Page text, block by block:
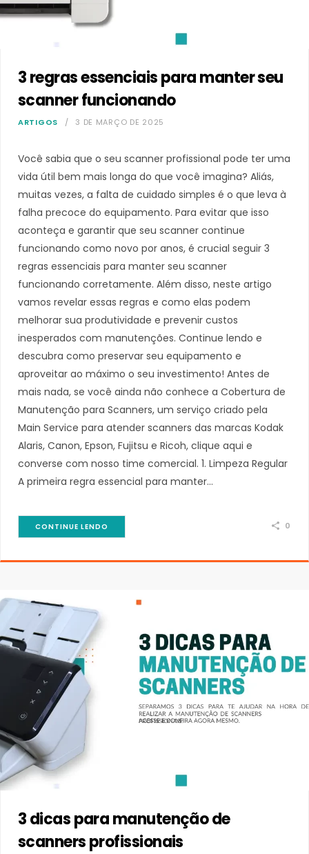
3 regras essenciais para manter seu
scanner funcionando
ARTIGOS 3 DE MARÇO DE 2025
Você sabia que o seu scanner profissional pode ter uma
vida útil bem mais longa do que você imagina? Aliás,
muitas vezes, a falta de cuidado simples é o que leva à
falha precoce do equipamento. Para evitar que isso
aconteça e garantir que seu scanner continue
funcionando como novo por anos, é crucial seguir 3
regras essenciais para manter seu scanner
funcionando corretamente. Além disso, neste artigo
vamos revelar essas regras e como elas podem
melhorar sua produtividade e prevenir custos
inesperados com manutenções. Continue lendo e
descubra como preservar seu equipamento e
aproveitar ao máximo o seu investimento! Antes de
mais nada, se você ainda não conhece a Cobertura de
Manutenção para Scanners, um serviço criado pela
Main Service para atender scanners das marcas Kodak
Alaris, Canon, Epson, Fujitsu e Ricoh, clique aqui e
converse com nosso time comercial. 1. Limpeza Regular
A primeira regra essencial para manter…
CONTINUE LENDO 0
3 dicas para manutenção de
scanners profissionais